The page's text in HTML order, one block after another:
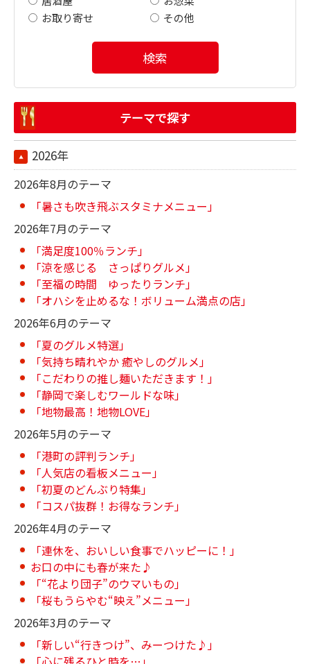
お取り寄せ
その他
検索
テーマで探す
2026年
2026年8月のテーマ
「暑さも吹き飛ぶスタミナメニュー」
2026年7月のテーマ
「満足度100％ランチ」
「涼を感じる さっぱりグルメ」
「至福の時間 ゆったりランチ」
「オハシを止めるな！ボリューム満点の店」
2026年6月のテーマ
「夏のグルメ特選」
「気持ち晴れやか 癒やしのグルメ」
「こだわりの推し麺いただきます！」
「静岡で楽しむワールドな味」
「地物最高！地物LOVE」
2026年5月のテーマ
「港町の評判ランチ」
「人気店の看板メニュー」
「初夏のどんぶり特集」
「コスパ抜群！お得なランチ」
2026年4月のテーマ
「連休を、おいしい食事でハッピーに！」
お口の中にも春が来た♪
「“花より団子”のウマいもの」
「桜もうらやむ“映え”メニュー」
2026年3月のテーマ
「新しい“行きつけ”、みーつけた♪」